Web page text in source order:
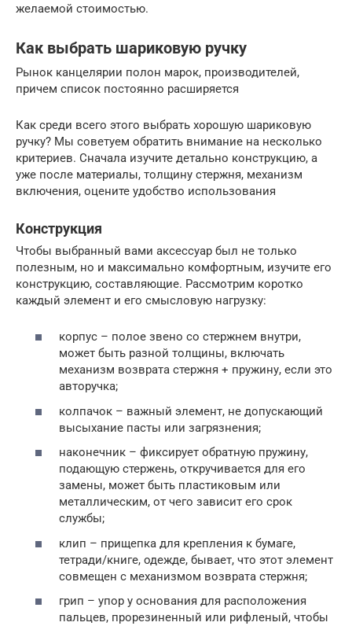
желаемой стоимостью.
Как выбрать шариковую ручку
Рынок канцелярии полон марок, производителей,
причем список постоянно расширяется
Как среди всего этого выбрать хорошую шариковую
ручку? Мы советуем обратить внимание на несколько
критериев. Сначала изучите детально конструкцию, а
уже после материалы, толщину стержня, механизм
включения, оцените удобство использования
Конструкция
Чтобы выбранный вами аксессуар был не только
полезным, но и максимально комфортным, изучите его
конструкцию, составляющие. Рассмотрим коротко
каждый элемент и его смысловую нагрузку:
корпус – полое звено со стержнем внутри,
может быть разной толщины, включать
механизм возврата стержня + пружину, если это
авторучка;
колпачок – важный элемент, не допускающий
высыхание пасты или загрязнения;
наконечник – фиксирует обратную пружину,
подающую стержень, откручивается для его
замены, может быть пластиковым или
металлическим, от чего зависит его срок
службы;
клип – прищепка для крепления к бумаге,
тетради/книге, одежде, бывает, что этот элемент
совмещен с механизмом возврата стержня;
грип – упор у основания для расположения
пальцев, прорезиненный или рифленый, чтобы